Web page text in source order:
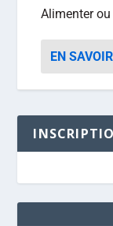
Alimenter
EN